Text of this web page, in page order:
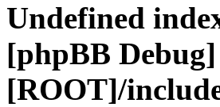
Undefined
[phpBB
[ROOT]/